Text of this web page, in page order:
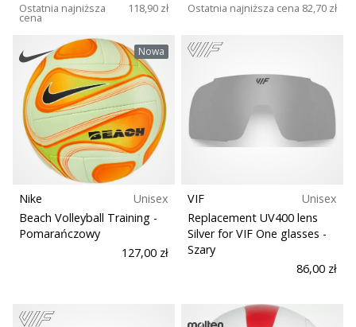
Ambasadorem
Weplayvolleyball
Czy
jesteś
fanem
siatkówki,
tak
Dołącz
do
nas
Ostatnia najniższa
cena
118,90 zł Ostatnia najniższa cena 82,70 zł
Nowa
Nike
Unisex
Beach Volleyball Training -
Pomarańczowy
127,00 zł
VIF
Unisex
Replacement UV400 lens
Silver for VIF One glasses -
Szary
86,00 zł